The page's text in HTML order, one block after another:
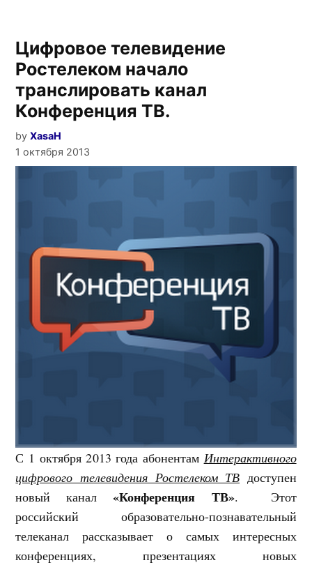
Цифровое телевидение
Ростелеком начало
транслировать канал
Конференция ТВ.
by XasaH
1 октября 2013
С 1 октября 2013 года абонентам Интерактивного
цифрового телевидения Ростелеком ТВ доступен
новый канал«Конференция ТВ». Этот
российский образовательно-познавательный
телеканал рассказывает о самых интересных
конференциях, презентациях новых